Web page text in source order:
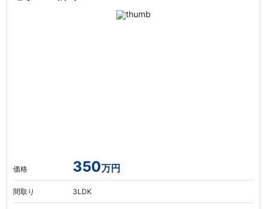
価格 350万円
間取り 3LDK